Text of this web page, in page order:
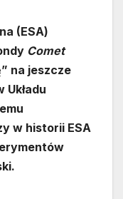
(ESA)
Comet
na jeszcze
w historii ESA